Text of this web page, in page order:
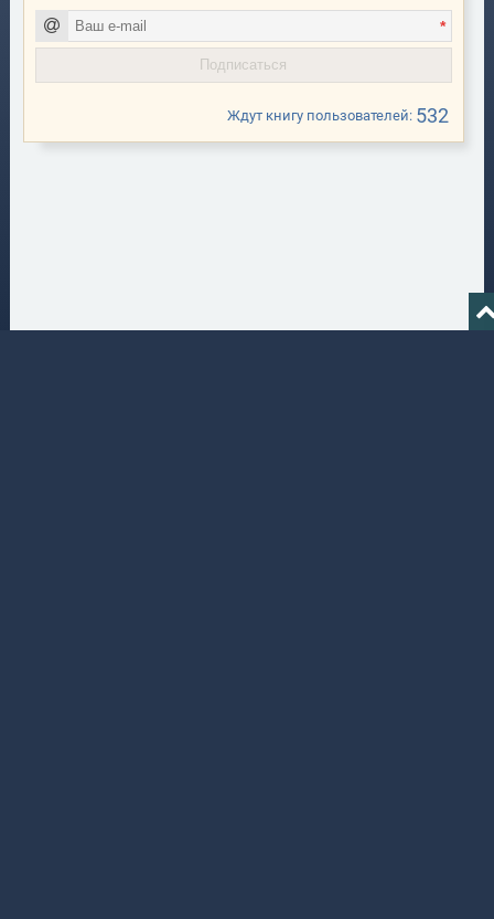
*
Ждут книгу пользователей: 532